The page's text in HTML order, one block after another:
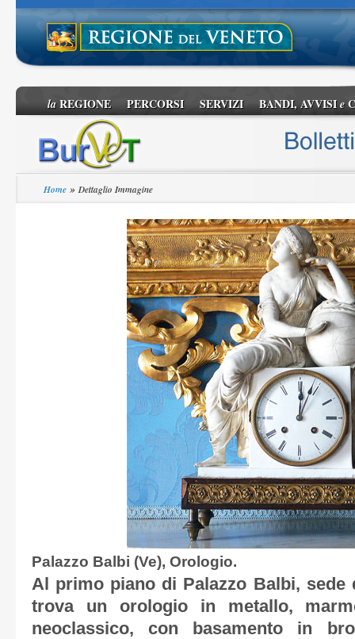
laREGIONE PERCORSI SERVIZI BANDI, AVVISIe
Home »Dettaglio Immagine
Palazzo Balbi (Ve), Orologio.
Al primo piano di Palazzo Balbi, sede
trova un orologio in metallo,
neoclassico, con basamento in